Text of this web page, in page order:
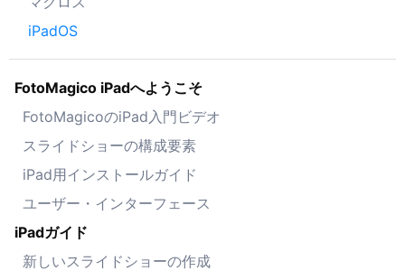
iPadOS
FotoMagico iPadへようこそ
FotoMagicoのiPad入門ビデオ
スライドショーの構成要素
iPad用インストールガイド
ユーザー・インターフェース
iPadガイド
新しいスライドショーの作成